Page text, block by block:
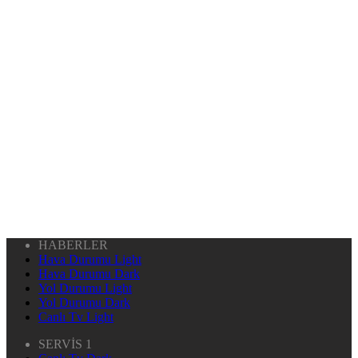
HABERLER
Hava Durumu Light
Hava Durumu Dark
Yol Durumu Light
Yol Durumu Dark
Canlı Tv Light
SERVİS 1